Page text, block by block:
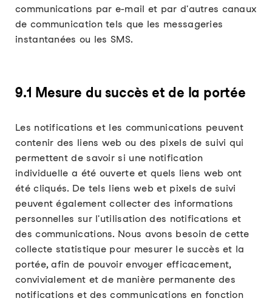
communications par e-mail et par d'autres canaux
de communication tels que les messageries
instantanées ou les SMS.
9.1 Mesure du succès et de la portée
Les notifications et les communications peuvent
contenir des liens web ou des pixels de suivi qui
permettent de savoir si une notification
individuelle a été ouverte et quels liens web ont
été cliqués. De tels liens web et pixels de suivi
peuvent également collecter des informations
personnelles sur l'utilisation des notifications et
des communications. Nous avons besoin de cette
collecte statistique pour mesurer le succès et la
portée, afin de pouvoir envoyer efficacement,
convivialement et de manière permanente des
notifications et des communications en fonction